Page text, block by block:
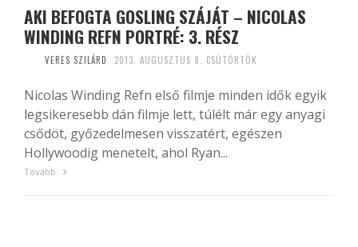
AKI BEFOGTA GOSLING SZÁJÁT – NICOLAS
WINDING REFN PORTRÉ: 3. RÉSZ
VERES SZILÁRD 2013. AUGUSZTUS 8. CSÜTÖRTÖK
Nicolas Winding Refn első filmje minden idők egyik
legsikeresebb dán filmje lett, túlélt már egy anyagi
csődöt, győzedelmesen visszatért, egészen
Hollywoodig menetelt, ahol Ryan...
Tovább